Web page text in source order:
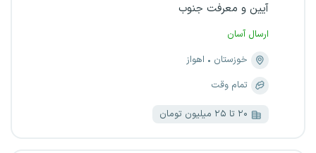
آیین و معرفت جنوب
ارسال آسان
خوزستان
اهواز
تمام وقت
۲۰ تا ۲۵ میلیون تومان